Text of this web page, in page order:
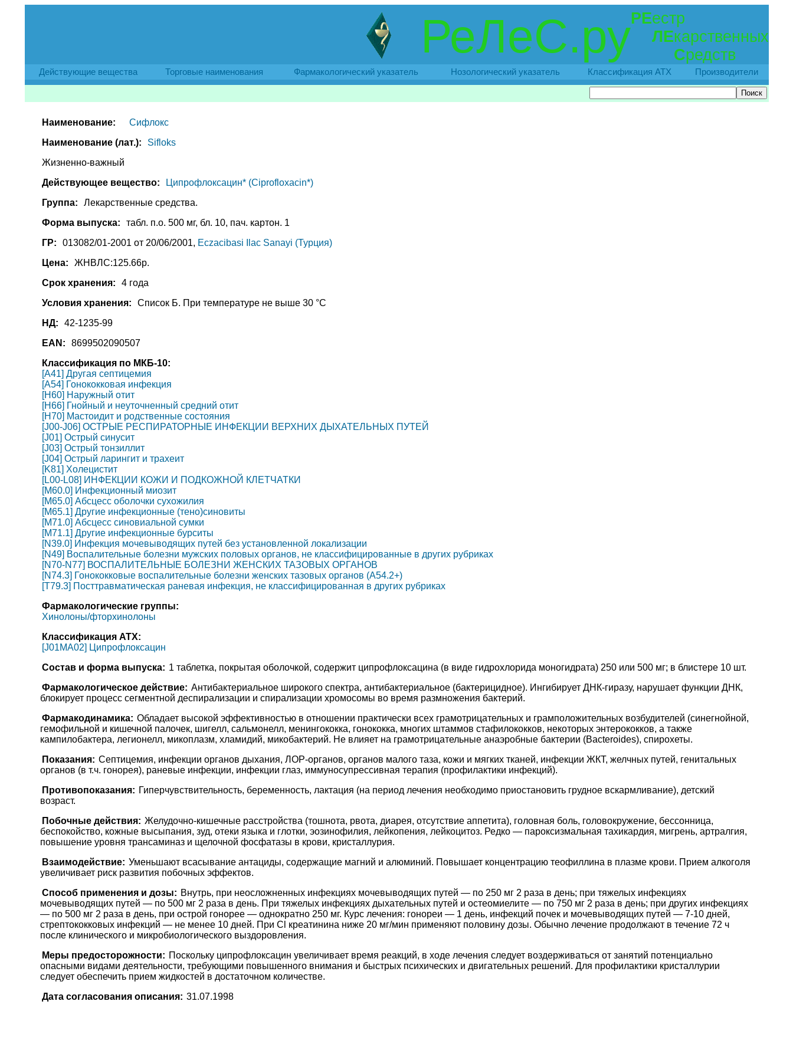
РеЛеС.руРЕестр
ЛЕкарственных
Средств
Действующие вещества Торговые наименования Фармакологический указатель Нозологический указатель Классификация АТХ Производители
Наименование:
Сифлокс
Наименование (лат.):
Sifloks
Жизненно-важный
Действующее вещество:
Ципрофлоксацин* (Ciprofloxacin*)
Группа:
Лекарственные средства.
Форма выпуска:
табл. п.о. 500 мг, бл. 10, пач. картон. 1
ГР:
013082/01-2001 от 20/06/2001, Eczacibasi Ilac Sanayi (Турция)
Цена:
ЖНВЛС:125.66р.
Срок хранения:
4 года
Условия хранения:
Список Б. При температуре не выше 30 °C
НД:
42-1235-99
EAN:
8699502090507
Классификация по МКБ-10:
[A41] Другая септицемия
[A54] Гонококковая инфекция
[H60] Наружный отит
[H66] Гнойный и неуточненный средний отит
[H70] Мастоидит и родственные состояния
[J00-J06] ОСТРЫЕ РЕСПИРАТОРНЫЕ ИНФЕКЦИИ ВЕРХНИХ ДЫХАТЕЛЬНЫХ ПУТЕЙ
[J01] Острый синусит
[J03] Острый тонзиллит
[J04] Острый ларингит и трахеит
[K81] Холецистит
[L00-L08] ИНФЕКЦИИ КОЖИ И ПОДКОЖНОЙ КЛЕТЧАТКИ
[M60.0] Инфекционный миозит
[M65.0] Абсцесс оболочки сухожилия
[M65.1] Другие инфекционные (тено)синовиты
[M71.0] Абсцесс синовиальной сумки
[M71.1] Другие инфекционные бурситы
[N39.0] Инфекция мочевыводящих путей без установленной локализации
[N49] Воспалительные болезни мужских половых органов, не классифицированные в других рубриках
[N70-N77] ВОСПАЛИТЕЛЬНЫЕ БОЛЕЗНИ ЖЕНСКИХ ТАЗОВЫХ ОРГАНОВ
[N74.3] Гонококковые воспалительные болезни женских тазовых органов (A54.2+)
[T79.3] Посттравматическая раневая инфекция, не классифицированная в других рубриках
Фармакологические группы:
Хинолоны/фторхинолоны
Классификация АТХ:
[J01MA02] Ципрофлоксацин
Состав и форма выпуска: 1 таблетка, покрытая оболочкой, содержит ципрофлоксацина (в виде гидрохлорида моногидрата) 250 или 500 мг; в блистере 10 шт.
Фармакологическое действие: Антибактериальное широкого спектра, антибактериальное (бактерицидное). Ингибирует ДНК-гиразу, нарушает функции ДНК,
блокирует процесс сегментной деспирализации и спирализации хромосомы во время размножения бактерий.
Фармакодинамика: Обладает высокой эффективностью в отношении практически всех грамотрицательных и грамположительных возбудителей (синегнойной,
гемофильной и кишечной палочек, шигелл, сальмонелл, менингококка, гонококка, многих штаммов стафилококков, некоторых энтерококков, а также
кампилобактера, легионелл, микоплазм, хламидий, микобактерий. Не влияет на грамотрицательные анаэробные бактерии (Bacteroides), спирохеты.
Показания: Септицемия, инфекции органов дыхания, ЛОР-органов, органов малого таза, кожи и мягких тканей, инфекции ЖКТ, желчных путей, генитальных
органов (в т.ч. гонорея), раневые инфекции, инфекции глаз, иммуносупрессивная терапия (профилактики инфекций).
Противопоказания: Гиперчувствительность, беременность, лактация (на период лечения необходимо приостановить грудное вскармливание), детский
возраст.
Побочные действия: Желудочно-кишечные расстройства (тошнота, рвота, диарея, отсутствие аппетита), головная боль, головокружение, бессонница,
беспокойство, кожные высыпания, зуд, отеки языка и глотки, эозинофилия, лейкопения, лейкоцитоз. Редко — пароксизмальная тахикардия, мигрень, артралгия,
повышение уровня трансаминаз и щелочной фосфатазы в крови, кристаллурия.
Взаимодействие: Уменьшают всасывание антациды, содержащие магний и алюминий. Повышает концентрацию теофиллина в плазме крови. Прием алкоголя
увеличивает риск развития побочных эффектов.
Способ применения и дозы: Внутрь, при неосложненных инфекциях мочевыводящих путей — по 250 мг 2 раза в день; при тяжелых инфекциях
мочевыводящих путей — по 500 мг 2 раза в день. При тяжелых инфекциях дыхательных путей и остеомиелите — по 750 мг 2 раза в день; при других инфекциях
— по 500 мг 2 раза в день, при острой гонорее — однократно 250 мг. Курс лечения: гонореи — 1 день, инфекций почек и мочевыводящих путей — 7-10 дней,
стрептококковых инфекций — не менее 10 дней. При Cl креатинина ниже 20 мг/мин применяют половину дозы. Обычно лечение продолжают в течение 72 ч
после клинического и микробиологического выздоровления.
Меры предосторожности: Поскольку ципрофлоксацин увеличивает время реакций, в ходе лечения следует воздерживаться от занятий потенциально
опасными видами деятельности, требующими повышенного внимания и быстрых психических и двигательных решений. Для профилактики кристаллурии
следует обеспечить прием жидкостей в достаточном количестве.
Дата согласования описания: 31.07.1998